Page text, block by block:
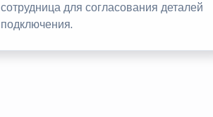
сотрудница для согласования деталей
подключения.